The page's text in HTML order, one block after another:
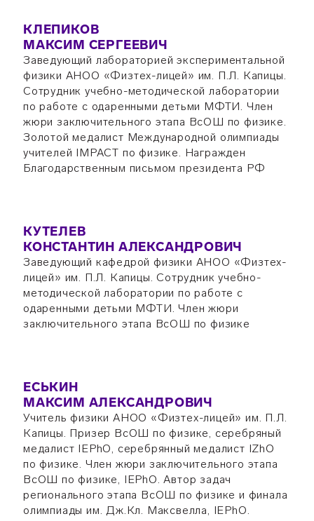
КЛЕПИКОВ
МАКСИМ СЕРГЕЕВИЧ
Заведующий лабораторией экспериментальной
физики АНОО «Физтех-лицей» им. П.Л. Капицы.
Сотрудник учебно-методической лаборатории
по работе с одаренными детьми МФТИ. Член
жюри заключительного этапа ВсОШ по физике.
Золотой медалист Международной олимпиады
учителей IMPACT по физике. Награжден
Благодарственным письмом президента РФ
КУТЕЛЕВ
КОНСТАНТИН АЛЕКСАНДРОВИЧ
Заведующий кафедрой физики АНОО «Физтех-
лицей» им. П.Л. Капицы. Сотрудник учебно-
методической лаборатории по работе с
одаренными детьми МФТИ. Член жюри
заключительного этапа ВсОШ по физике
ЕСЬКИН
МАКСИМ АЛЕКСАНДРОВИЧ
Учитель физики АНОО «Физтех-лицей» им. П.Л.
Капицы. Призер ВсОШ по физике, серебряный
медалист IEPhO, серебрянный медалист IZhO
по физике. Член жюри заключительного этапа
ВсОШ по физике, IEPhO. Автор задач
регионального этапа ВсОШ по физике и финала
олимпиады им. Дж.Кл. Максвелла, IEPhO.